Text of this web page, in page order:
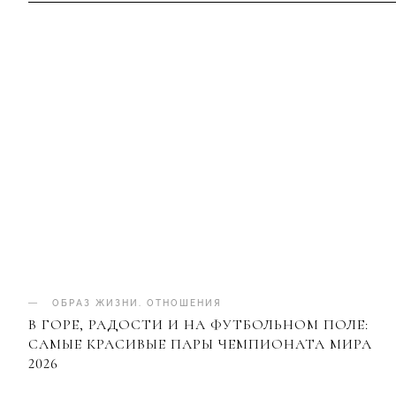
ОБРАЗ ЖИЗНИ . ОТНОШЕНИЯ
В ГОРЕ, РАДОСТИ И НА ФУТБОЛЬНОМ ПОЛЕ:
САМЫЕ КРАСИВЫЕ ПАРЫ ЧЕМПИОНАТА МИРА
2026